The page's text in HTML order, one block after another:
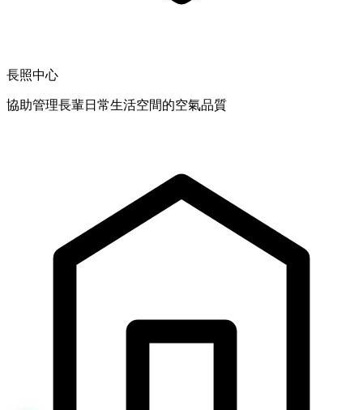
長照中心
協助管理長輩日常生活空間的空氣品質